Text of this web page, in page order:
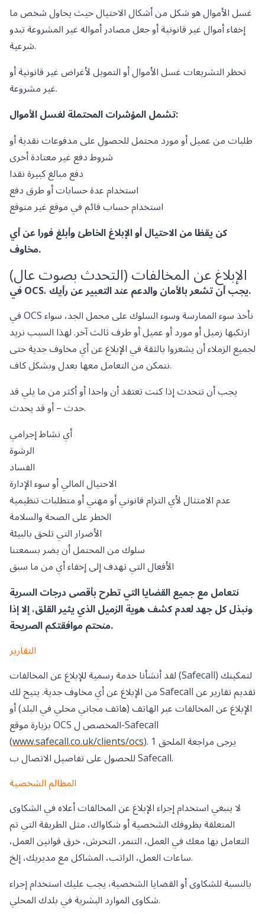
غسل الأموال هو شكل من أشكال الاحتيال حيث يحاول شخص ما
إخفاء أموال غير قانونية أو جعل مصادر أمواله غير المشروعة تبدو
شرعية.
تحظر التشريعات غسل الأموال أو التمويل لأغراض غير قانونية أو
غير مشروعة.
تشمل المؤشرات المحتملة لغسل الأموال:
طلبات من عميل أو مورد محتمل للحصول على مدفوعات نقدية أو
شروط دفع غير معتادة أخرى
دفع مبالغ كبيرة نقدا
استخدام عدة حسابات أو طرق دفع
استخدام حساب قائم في موقع غير متوقع
كن يقظا من الاحتيال أو الإبلاغ الخاطئ وأبلغ فورا عن أي
مخاوف.
الإبلاغ عن المخالفات (التحدث بصوت عال)
في OCS، يجب أن تشعر بالأمان والدعم عند التعبير عن رأيك.
في OCS نأخذ سوء الممارسة وسوء السلوك على محمل الجد، سواء
ارتكبها زميل أو مورد أو عميل أو طرف ثالث آخر. لهذا السبب نريد
لجميع الزملاء أن يشعروا بالثقة في الإبلاغ عن أي مخاوف جدية حتى
نتمكن من التعامل معها بعدل وبشكل كاف.
يجب أن تتحدث إذا كنت تعتقد أن واحدا أو أكثر من ما يلي قد
حدث – أو قد يحدث.
أي نشاط إجرامي
الرشوة
الفساد
الاحتيال المالي أو سوء الإدارة
عدم الامتثال لأي التزام قانوني أو مهني أو متطلبات تنظيمية
الخطر على الصحة والسلامة
الأضرار التي تلحق بالبيئة
سلوك من المحتمل أن يضر بسمعتنا
الأفعال التي تهدف إلى إخفاء أي من ما سبق
نتعامل مع جميع القضايا التي تطرح بأقصى درجات السرية
ونبذل كل جهد لعدم كشف هوية الزميل الذي يثير القلق، إلا إذا
منحتم موافقتكم الصريحة.
التقارير
لقد أنشأنا خدمة رسمية للإبلاغ عن المخالفات (Safecall) لتمكينك
من الإبلاغ عن أي مخاوف جدية. يتيح لك Safecall تقديم تقارير عن
الإبلاغ عن المخالفات عبر الهاتف (هاتف مجاني محلي في البلد) أو
بزيارة موقع OCS المخصص ل-Safecall
(www.safecall.co.uk/clients/ocs). يرجى مراجعة الملحق 1
للحصول على تفاصيل الاتصال ب Safecall.
المظالم الشخصية
لا ينبغي استخدام إجراء الإبلاغ عن المخالفات أعلاه في الشكاوى
المتعلقة بظروفك الشخصية أو شكاواك، مثل الطريقة التي تم
التعامل بها معك في العمل، التنمر، التحرش، خرق قوانين العمل،
ساعات العمل، الراتب، المشاكل مع مديريك، إلخ.
بالنسبة للشكاوى أو القضايا الشخصية، يجب عليك استخدام إجراء
شكاوى الموارد البشرية في بلدك المحلي.